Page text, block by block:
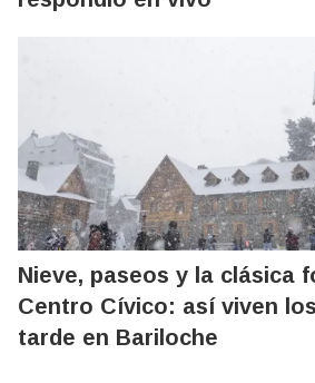
Nieve, paseos y la clásica
Centro Cívico: así viven
tarde en Bariloche